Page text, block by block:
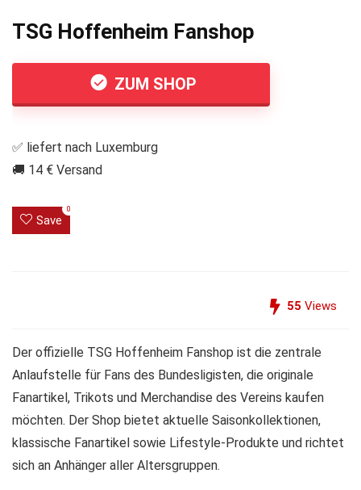
TSG Hoffenheim Fanshop
ZUM SHOP
✅ liefert nach Luxemburg
🚚 14 € Versand
Save
0
55 Views
Der offizielle TSG Hoffenheim Fanshop ist die zentrale
Anlaufstelle für Fans des Bundesligisten, die originale
Fanartikel, Trikots und Merchandise des Vereins kaufen
möchten. Der Shop bietet aktuelle Saisonkollektionen,
klassische Fanartikel sowie Lifestyle-Produkte und richtet
sich an Anhänger aller Altersgruppen.